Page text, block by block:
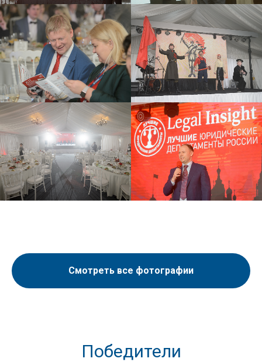
Смотреть все фотографии
Победители